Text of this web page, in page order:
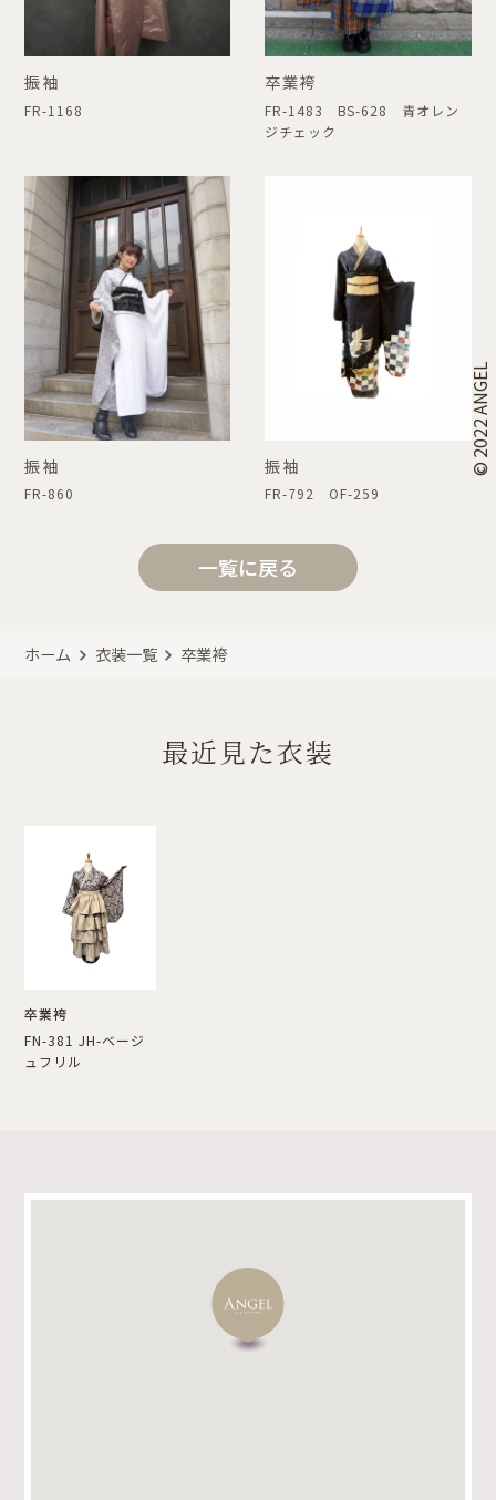
振袖
FR-1168
卒業袴
FR-1483 BS-628 青オレン
ジチェック
振袖
FR-860
振袖
FR-792 OF-259
一覧に戻る
ホーム 衣装一覧 卒業袴
最近見た衣装
卒業袴
FN-381 JH-ベージ
ュフリル
© 2022 ANGEL